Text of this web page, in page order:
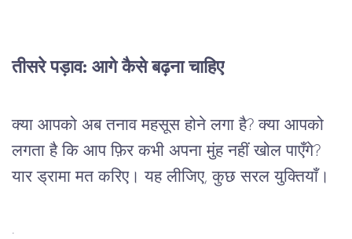
तीसरे पड़ाव: आगे कैसे बढ़ना चाहिए
क्या आपको अब तनाव महसूस होने लगा है? क्या आपको
लगता है कि आप फ़िर कभी अपना मुंह नहीं खोल पाएँगे?
यार ड्रामा मत करिए। यह लीजिए, कुछ सरल युक्तियाँ।
.